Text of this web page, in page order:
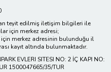
teyit edilmiş iletişim bilgileri ile
için merkez adresi;
merkez adresinin bulunduğu il
kayıt altında bulunmaktadır.
EVLERI SITESI NO: 2 İÇ KAPI NO:
1500047665/35/TUR